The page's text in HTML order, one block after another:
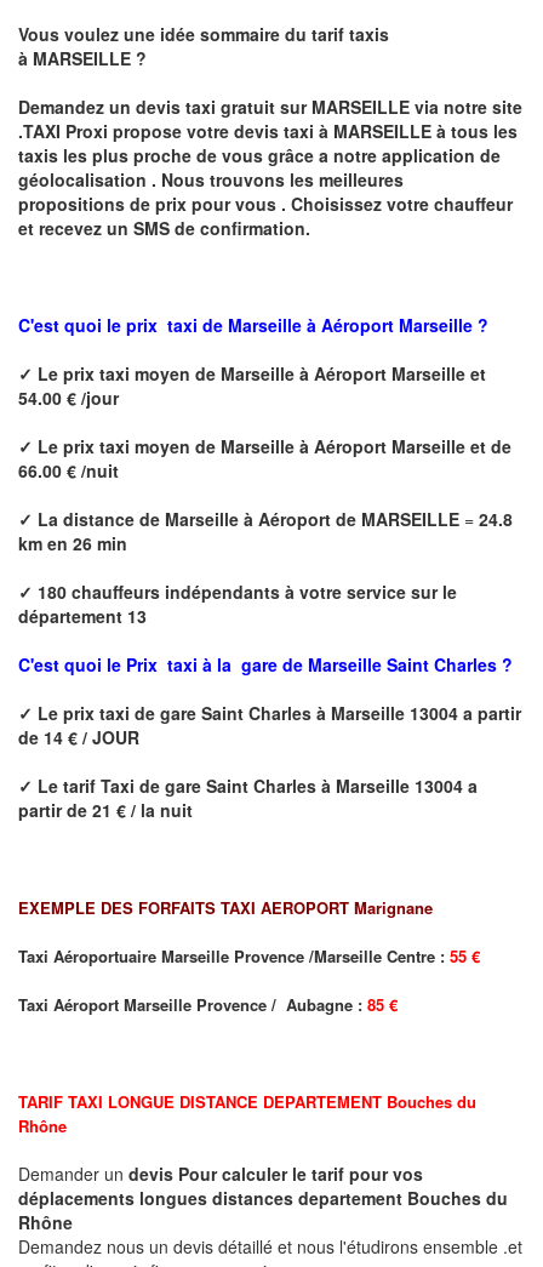
Vous voulez une idée sommaire du tarif taxis
à MARSEILLE ?
Demandez un devis taxi gratuit sur MARSEILLE via notre site
.TAXI Proxi propose votre devis taxi à MARSEILLE à tous les
taxis les plus proche de vous grâce a notre application de
géolocalisation . Nous trouvons les meilleures
propositions de prix pour vous . Choisissez votre chauffeur
et recevez un SMS de confirmation.
C'est quoi le prix taxi de Marseille à Aéroport Marseille ?
✓ Le prix taxi moyen de Marseille à Aéroport Marseille et
54.00 € /jour
✓ Le prix taxi moyen de Marseille à Aéroport Marseille et de
66.00 € /nuit
✓ La distance de Marseille à Aéroport de MARSEILLE = 24.8
km en 26 min
✓ 180 chauffeurs indépendants à votre service sur le
département 13
C'est quoi le Prix taxi à la gare de Marseille Saint Charles ?
✓ Le prix taxi de gare Saint Charles à Marseille 13004 a partir
de 14 € / JOUR
✓ Le tarif Taxi de gare Saint Charles à Marseille 13004 a
partir de 21 € / la nuit
EXEMPLE DES FORFAITS TAXI AEROPORT Marignane
Taxi Aéroportuaire Marseille Provence /Marseille Centre : 55 €
Taxi Aéroport Marseille Provence / Aubagne : 85 €
TARIF TAXI LONGUE DISTANCE DEPARTEMENT Bouches du
Rhône
Demander un devis Pour calculer le tarif pour vos
déplacements longues distances departement Bouches du
Rhône
Demandez nous un devis détaillé et nous l'étudirons ensemble .et